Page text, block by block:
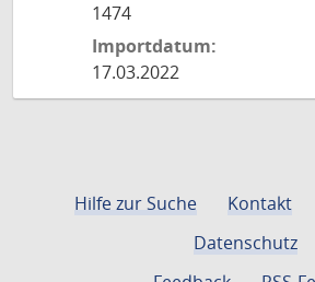
1474
Importdatum:
17.03.2022
Hilfe zur Suche Kontakt
Datenschutz